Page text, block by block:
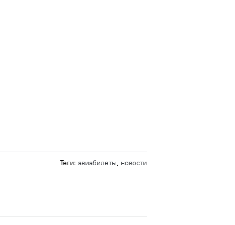
Теги:авиабилеты новости